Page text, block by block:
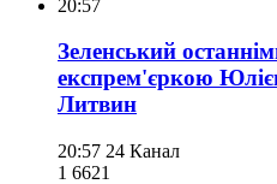
20:57
Зеленський
експрем'єркою
Литвин
20:57 24 Канал
1 6621